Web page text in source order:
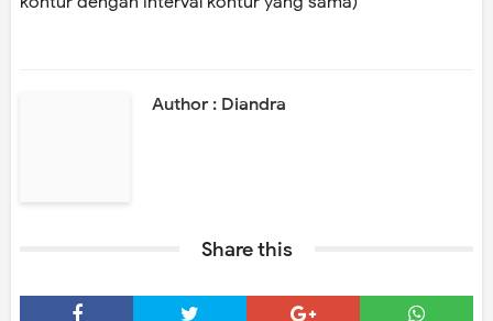
Author : Diandra
Share this